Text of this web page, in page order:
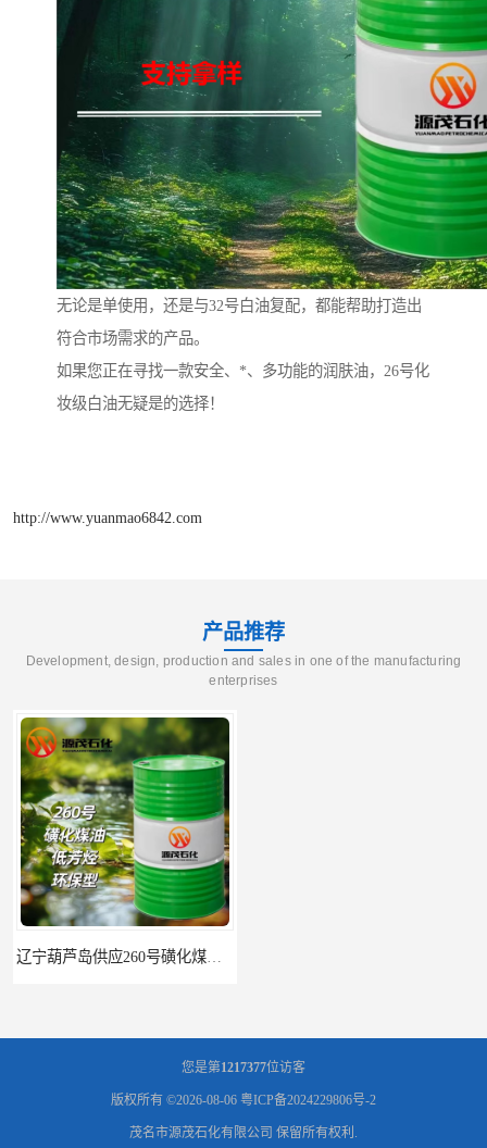
无论是单使用，还是与32号白油复配，都能帮助打造出
符合市场需求的产品。
如果您正在寻找一款安全、*、多功能的润肤油，26号化
妆级白油无疑是的选择！
http://www.yuanmao6842.com
产品推荐
Development, design, production and sales in one of the manufacturing
enterprises
您是第1217377位访客
版权所有 ©2026-08-06 粤ICP备2024229806号-2
茂名市源茂石化有限公司 保留所有权利.